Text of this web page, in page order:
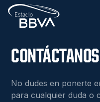
CONTÁCTANOS
No dudes en ponerte
para cualquier duda o